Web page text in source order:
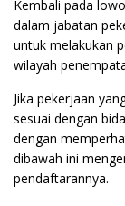
Kembali pada
dalam jabatan
untuk melakukan
wilayah
Jika pekerjaan
sesuai dengan
dengan
dibawah ini
pendaftarannya.